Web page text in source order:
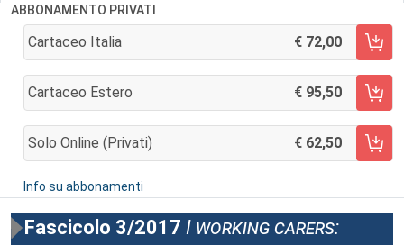
ABBONAMENTO PRIVATI
Cartaceo Italia 72,00
AGGIUNGI AL CARRELLO
Cartaceo Estero 95,50
AGGIUNGI AL CARRELLO
Solo Online (privati) 62,50
AGGIUNGI AL CARRELLO
Info su abbonamenti
Fascicolo 3/2017 I working carers: